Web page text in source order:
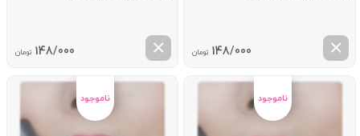
148/000 تومان 148/000 تومان